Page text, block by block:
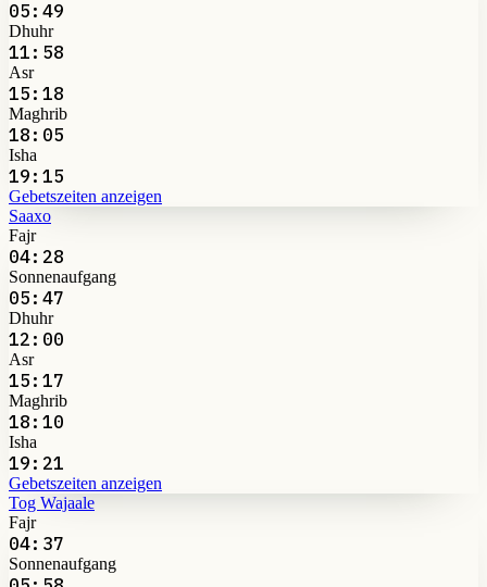
05:49
Dhuhr
11:58
Asr
15:18
Maghrib
18:05
Isha
19:15
Gebetszeiten anzeigen
Saaxo
Fajr
04:28
Sonnenaufgang
05:47
Dhuhr
12:00
Asr
15:17
Maghrib
18:10
Isha
19:21
Gebetszeiten anzeigen
Tog Wajaale
Fajr
04:37
Sonnenaufgang